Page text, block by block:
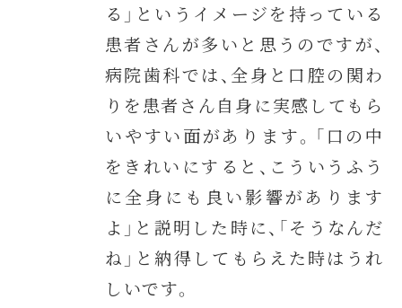
る」というイメージを持っている
患者さんが多いと思うのですが、
病院歯科では、全身と口腔の関わ
りを患者さん自身に実感してもら
いやすい面があります。「口の中
をきれいにすると、こういうふう
に全身にも良い影響があります
よ」と説明した時に、「そうなんだ
ね」と納得してもらえた時はうれ
しいです。